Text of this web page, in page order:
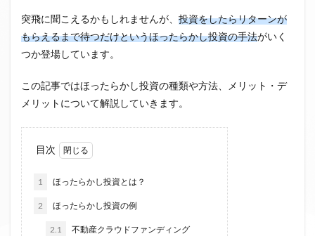
突飛に聞こえるかもしれませんが、 投資をしたらリターンが
もらえるまで待つだけというほったらかし投資の手法がいく
つか登場しています。
この記事ではほったらかし投資の種類や方法、メリット・デ
メリットについて解説していきます。
目次
1 ほったらかし投資とは？
2 ほったらかし投資の例
2.1 不動産クラウドファンディング
意識調査 市場調査
キャンペーン CrowdFunding Channel
サービス一覧 サービス提供開始
ファンド募集完了 買取保証
システム提供開始